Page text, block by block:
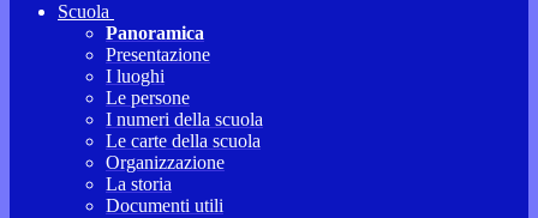
Scuola
Panoramica
Presentazione
I luoghi
Le persone
I numeri della scuola
Le carte della scuola
Organizzazione
La storia
Documenti utili